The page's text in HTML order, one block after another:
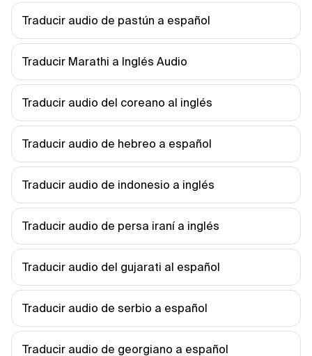
Traducir audio de pastún a español
Traducir Marathi a Inglés Audio
Traducir audio del coreano al inglés
Traducir audio de hebreo a español
Traducir audio de indonesio a inglés
Traducir audio de persa iraní a inglés
Traducir audio del gujarati al español
Traducir audio de serbio a español
Traducir audio de georgiano a español